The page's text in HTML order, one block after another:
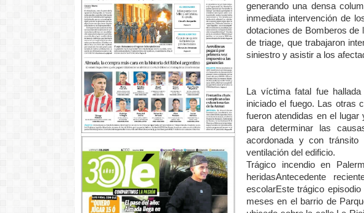
generando una densa
inmediata intervención de
dotaciones de Bomberos de
de triage, que trabajaron
siniestro y asistir a los
La víctima fatal fue
iniciado el fuego. Las otras
fueron atendidas en el
para determinar las
acordonada y con
ventilación del edificio.
Trágico incendio en
heridasAntecedente
escolarEste trágico
meses en el barrio de